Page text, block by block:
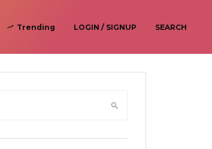
Trending LOGIN / SIGNUP SEARCH